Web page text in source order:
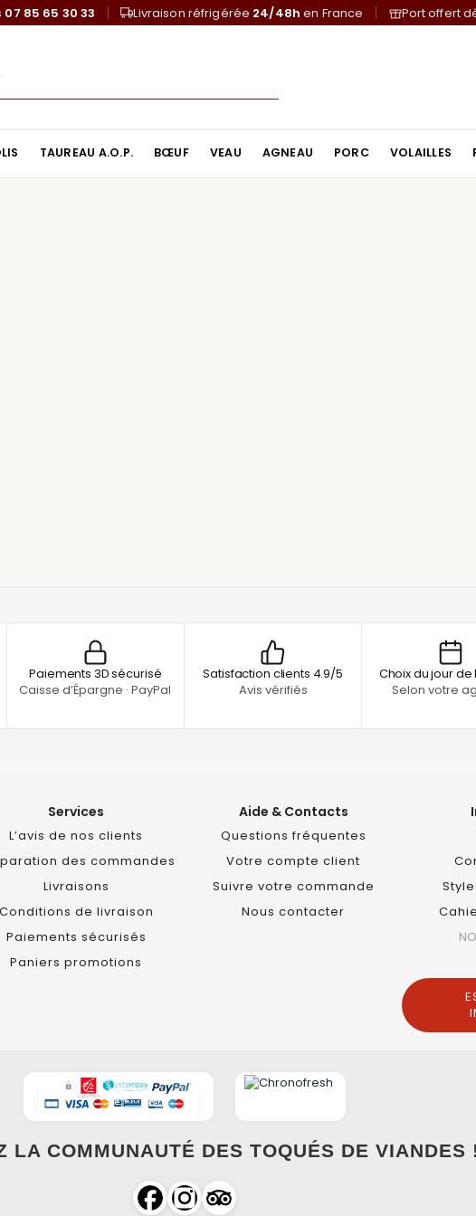
07 85 65 30 33 Livraison réfrigérée 24/48h en France Port offert
TAUREAU A.O.P. BŒUF VEAU AGNEAU PORC VOLAILLES
Paiements 3D sécurisé
Caisse d’Épargne · PayPal
Satisfaction clients 4.9/5
Avis vérifiés
Choix du jour de
Selon votre
Services
L’avis de nos clients
des commandes
Livraisons
Conditions de livraison
Paiements sécurisés
Paniers promotions
Aide & Contacts
Questions fréquentes
Votre compte client
Suivre votre commande
Nous contacter
LA COMMUNAUTÉ DES TOQUÉS DE VIANDES !